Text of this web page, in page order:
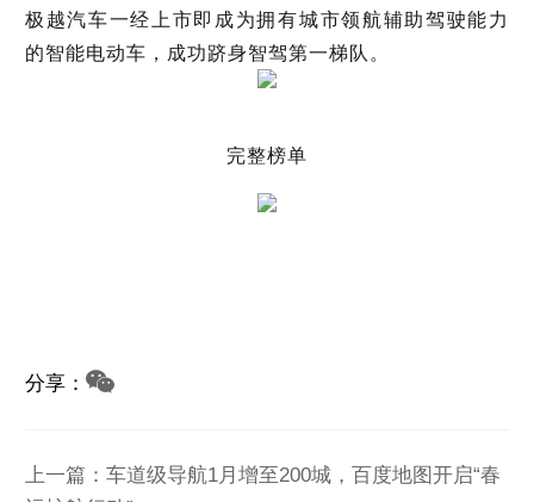
极越汽车一经上市即成为拥有城市领航辅助驾驶能力
的智能电动车，成功跻身智驾第一梯队。
完整榜单
分享：
上一篇：车道级导航1月增至200城，百度地图开启“春